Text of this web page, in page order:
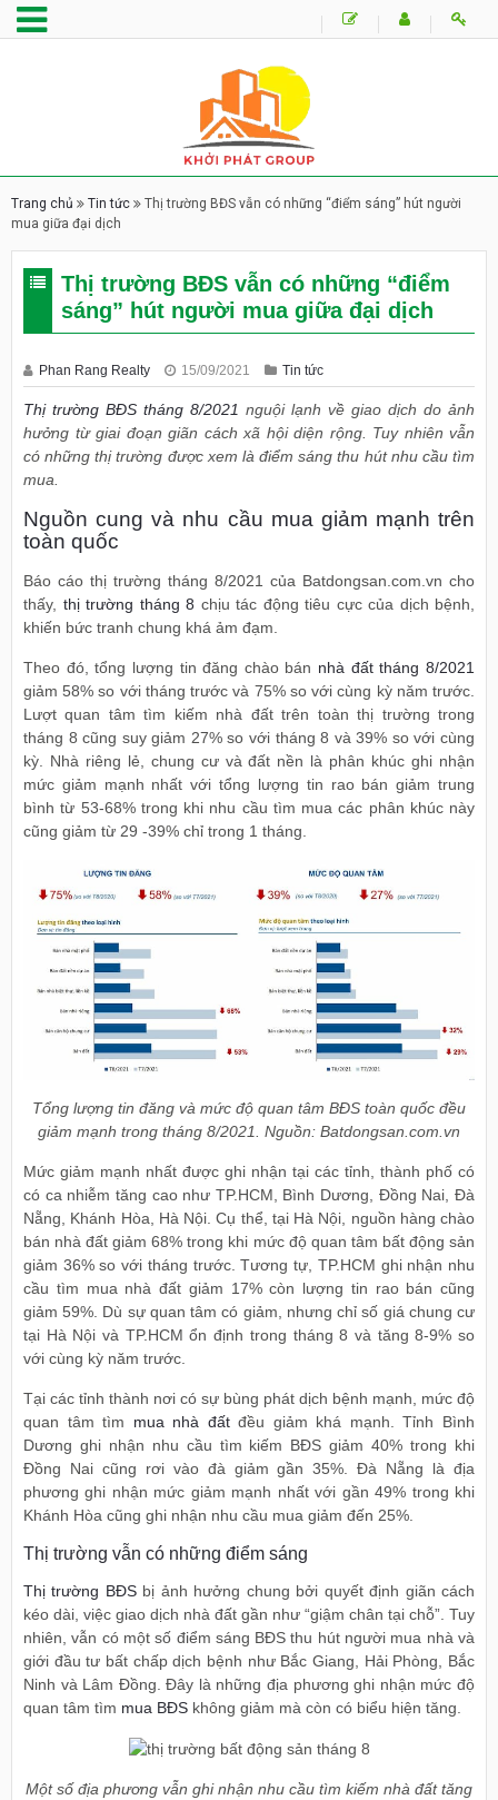
Trang chủ Tin tức
Thị trường BĐS vẫn có những “điểm sáng” hút người
mua giữa đại dịch
Thị trường BĐS vẫn có những “điểm
sáng” hút người mua giữa đại dịch
Phan Rang Realty 15/09/2021 Tin tức
Thị trường BĐS tháng 8/2021 nguội lạnh về giao dịch do ảnh
hưởng từ giai đoạn giãn cách xã hội diện rộng. Tuy nhiên vẫn
có những thị trường được xem là điểm sáng thu hút nhu cầu tìm
mua.
Nguồn cung và nhu cầu mua giảm mạnh trên
toàn quốc
Báo cáo thị trường tháng 8/2021 của Batdongsan.com.vn cho
thấy, thị trường tháng 8 chịu tác động tiêu cực của dịch bệnh,
khiến bức tranh chung khá ảm đạm.
Theo đó, tổng lượng tin đăng chào bán nhà đất tháng 8/2021
giảm 58% so với tháng trước và 75% so với cùng kỳ năm trước.
Lượt quan tâm tìm kiếm nhà đất trên toàn thị trường trong
tháng 8 cũng suy giảm 27% so với tháng 8 và 39% so với cùng
kỳ. Nhà riêng lẻ, chung cư và đất nền là phân khúc ghi nhận
mức giảm mạnh nhất với tổng lượng tin rao bán giảm trung
bình từ 53-68% trong khi nhu cầu tìm mua các phân khúc này
cũng giảm từ 29 -39% chỉ trong 1 tháng.
Tổng lượng tin đăng và mức độ quan tâm BĐS toàn quốc đều
giảm mạnh trong tháng 8/2021. Nguồn: Batdongsan.com.vn
Mức giảm mạnh nhất được ghi nhận tại các tỉnh, thành phố có
có ca nhiễm tăng cao như TP.HCM, Bình Dương, Đồng Nai, Đà
Nẵng, Khánh Hòa, Hà Nội. Cụ thể, tại Hà Nội, nguồn hàng chào
bán nhà đất giảm 68% trong khi mức độ quan tâm bất động sản
giảm 36% so với tháng trước. Tương tự, TP.HCM ghi nhận nhu
cầu tìm mua nhà đất giảm 17% còn lượng tin rao bán cũng
giảm 59%. Dù sự quan tâm có giảm, nhưng chỉ số giá chung cư
tại Hà Nội và TP.HCM ổn định trong tháng 8 và tăng 8-9% so
với cùng kỳ năm trước.
Tại các tỉnh thành nơi có sự bùng phát dịch bệnh mạnh, mức độ
quan tâm tìm mua nhà đấtđều giảm khá mạnh. Tỉnh Bình
Dương ghi nhận nhu cầu tìm kiếm BĐS giảm 40% trong khi
Đồng Nai cũng rơi vào đà giảm gần 35%. Đà Nẵng là địa
phương ghi nhận mức giảm mạnh nhất với gần 49% trong khi
Khánh Hòa cũng ghi nhận nhu cầu mua giảm đến 25%.
Thị trường vẫn có những điểm sáng
Thị trường BĐSbị ảnh hưởng chung bởi quyết định giãn cách
kéo dài, việc giao dịch nhà đất gần như “giậm chân tại chỗ”. Tuy
nhiên, vẫn có một số điểm sáng BĐS thu hút người mua nhà và
giới đầu tư bất chấp dịch bệnh như Bắc Giang, Hải Phòng, Bắc
Ninh và Lâm Đồng. Đây là những địa phương ghi nhận mức độ
quan tâm tìm mua BĐS không giảm mà còn có biểu hiện tăng.
Một số địa phương vẫn ghi nhận nhu cầu tìm kiếm nhà đất tăng